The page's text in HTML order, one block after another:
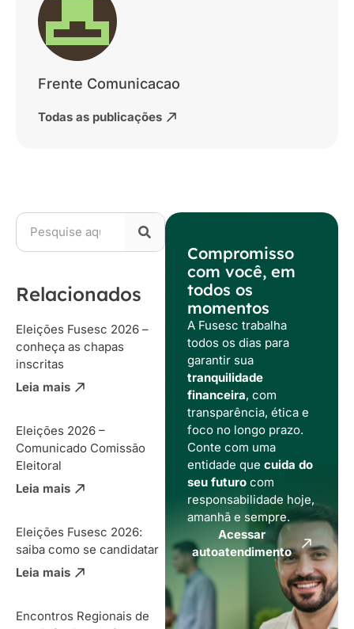
Frente Comunicacao
Todas as publicações
Relacionados
Eleições Fusesc 2026 –
conheça as chapas
inscritas
Leia mais
Eleições 2026 –
Comunicado Comissão
Eleitoral
Leia mais
Eleições Fusesc 2026:
saiba como se candidatar
Leia mais
Encontros Regionais de
Compromisso
com você, em
todos os
momentos
A Fusesc trabalha
todos os dias para
garantir sua
tranquilidade
financeira, com
transparência, ética e
foco no longo prazo.
Conte com uma
entidade que cuida do
seu futurocom
responsabilidade hoje,
amanhã e sempre.
Acessar
autoatendimento